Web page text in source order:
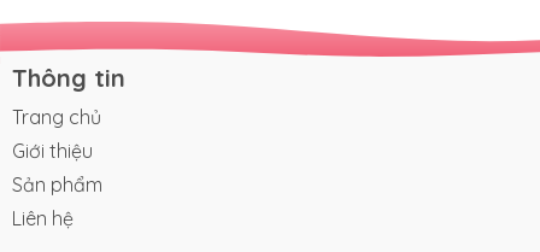
Thông tin
Trang chủ
Giới thiệu
Sản phẩm
Liên hệ